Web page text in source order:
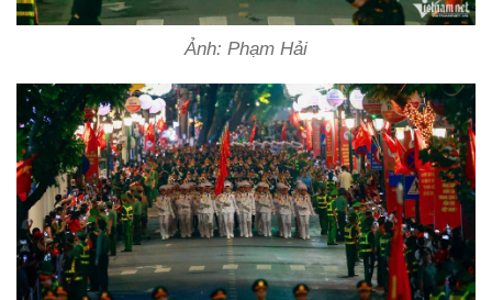
Ảnh: Phạm Hải